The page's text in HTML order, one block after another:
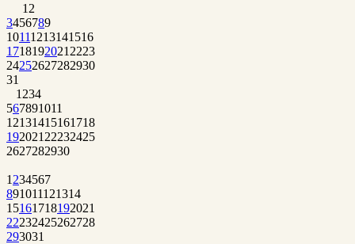
1 2
3456789
10111213141516
1718192021 2223
24252627282930
31
1 234
567891011
12131415161718
192021 22232425
2627282930
1 234567
891011121314
15161718192021
22232425262728
293031